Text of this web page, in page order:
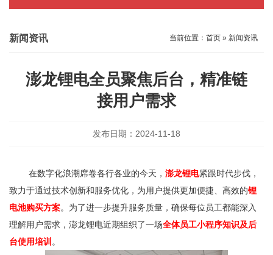
当前位置： 首页 » 新闻资讯
新闻资讯
澎龙锂电全员聚焦后台，精准链
接用户需求
发布日期：2024-11-18
在数字化浪潮席卷各行各业的今天， 澎龙锂电紧跟时代步伐，
致力于通过技术创新和服务优化，为用户提供更加便捷、高效的锂
电池购买方案。为了进一步提升服务质量，确保每位员工都能深入
理解用户需求，澎龙锂电近期组织了一场全体员工小程序知识及后
台使用培训 。